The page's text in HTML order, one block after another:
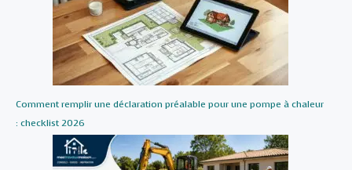
Comment remplir une déclaration préalable pour une pompe à chaleur
: checklist 2026